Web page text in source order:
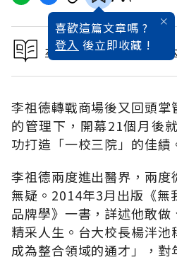
喜歡這篇文章嗎 ?
登入 後立即收藏 !
本文出自預見2015未來
李祖德轉戰商場後又回頭
的管理下，開幕21個月後
功打造「一校三院」的佳績
李祖德兩度進出醫界，兩
無疑。2014年3月出版《無
品牌學》一書，詳述他敢
精采人生。台大校長楊泮池
成為整合領域的通才」，對